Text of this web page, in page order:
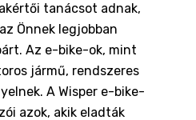
tanácsot adnak,
Önnek legjobban
Az e-bike-ok, mint
jármű, rendszeres
A Wisper e-bike-
azok, akik eladták